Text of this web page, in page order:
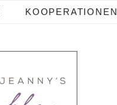
KOOPERATIONEN